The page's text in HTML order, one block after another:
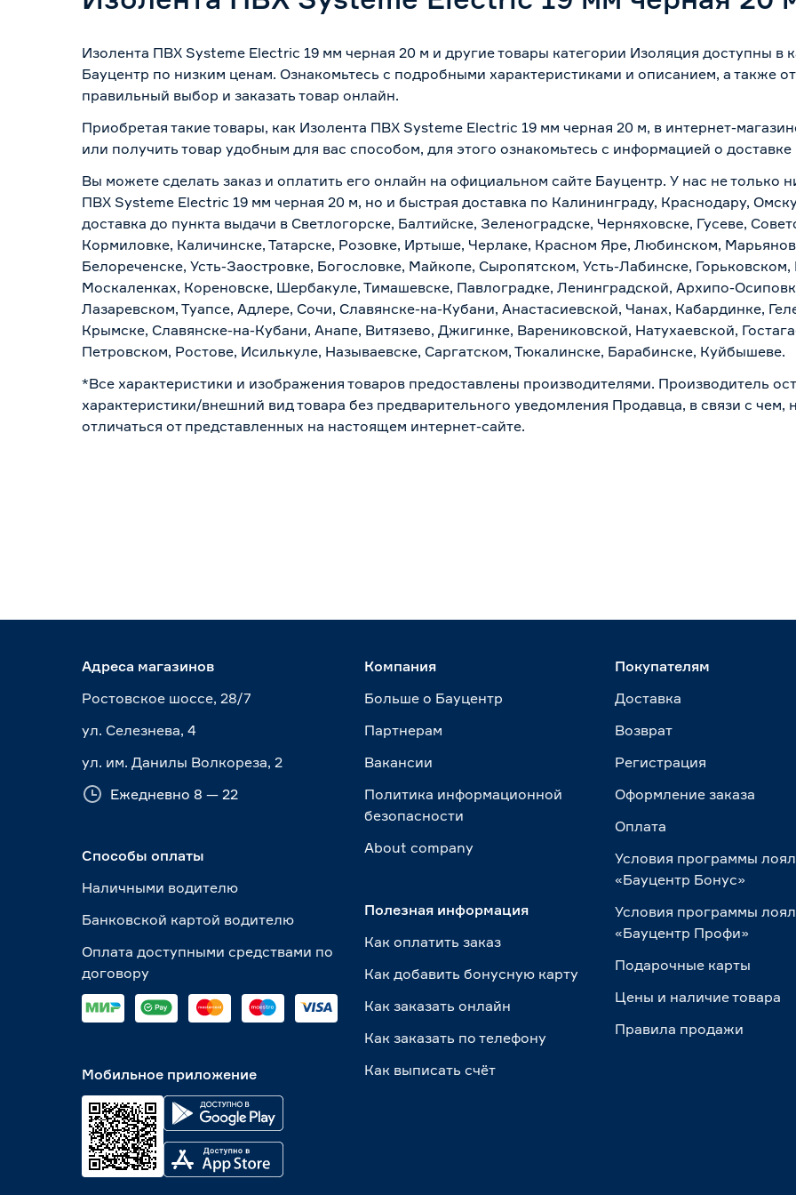
Изолента ПВХ Systeme Electric 19 мм черная 20 м и другие товары категории Изоляция доступны в
Бауцентр по низким ценам. Ознакомьтесь с подробными характеристиками и описанием, а также
правильный выбор и заказать товар онлайн.
Приобретая такие товары, как Изолента ПВХ Systeme Electric 19 мм черная 20 м, в интернет-
или получить товар удобным для вас способом, для этого ознакомьтесь с информацией о
Вы можете сделать заказ и оплатить его онлайн на официальном сайте Бауцентр. У нас не только
ПВХ Systeme Electric 19 мм черная 20 м, но и быстрая доставка по Калининграду, Краснодару,
доставка до пункта выдачи в Светлогорске, Балтийске, Зеленоградске, Черняховске, Гусеве,
Кормиловке, Каличинске, Татарске, Розовке, Иртыше, Черлаке, Красном Яре, Любинском,
Белореченске, Усть-Заостровке, Богословке, Майкопе, Сыропятском, Усть-Лабинске,
Москаленках, Кореновске, Шербакуле, Тимашевске, Павлоградке, Ленинградской, Архипо-
Лазаревском, Туапсе, Адлере, Сочи, Славянске-на-Кубани, Анастасиевской, Чанах, Кабардинке,
Крымске, Славянске-на-Кубани, Анапе, Витязево, Джигинке, Варениковской, Натухаевской,
Петровском, Ростове, Исилькуле, Называевске, Саргатском, Тюкалинске, Барабинске, Куйбышеве.
*Все характеристики и изображения товаров предоставлены производителями. Производитель
характеристики/внешний вид товара без предварительного уведомления Продавца, в связи с чем,
отличаться от представленных на настоящем интернет-сайте.
Адреса магазинов
Ростовское шоссе, 28/7
ул. Селезнева, 4
ул. им. Данилы Волкореза, 2
Ежедневно 8 — 22
Способы оплаты
Наличными водителю
Банковской картой водителю
Оплата доступными средствами по
договору
Мобильное приложение
Компания
Больше о Бауцентр
Партнерам
Вакансии
Политика информационной
безопасности
About сompany
Полезная информация
Как оплатить заказ
Как добавить бонусную карту
Как заказать онлайн
Как заказать по телефону
Как выписать счёт
Покупателям
Доставка
Возврат
Регистрация
Оформление заказа
Оплата
Условия программы
«Бауцентр Бонус»
Условия программы
«Бауцентр Профи»
Подарочные карты
Цены и наличие товара
Правила продажи